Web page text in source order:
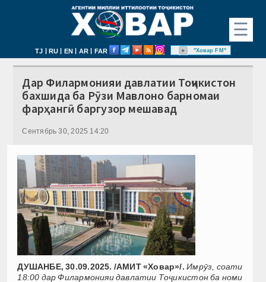
☰
TJ | RU | EN | AR | FAR "Ховар FM"
Дар Филармонияи давлатии Тоҷикистон
бахшида ба Рӯзи Мавлоно барномаи
фарҳангӣ баргузор мешавад
Сентябрь 30, 2025 14:20
ДУШАНБЕ, 30.09.2025. /АМИТ «Ховар»/. Имрӯз, соати
18:00 дар Филармонияи давлатии Тоҷикистон ба номи